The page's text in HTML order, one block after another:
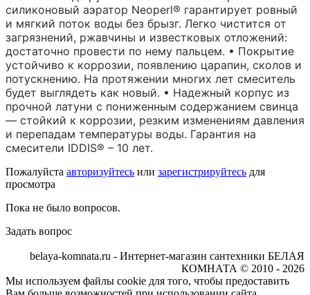
силиконовый аэратор Neoperl® гарантирует ровный
и мягкий поток воды без брызг. Легко чистится от
загрязнений, ржавчины и известковых отложений:
достаточно провести по нему пальцем. • Покрытие
устойчиво к коррозии, появлению царапин, сколов и
потускнению. На протяжении многих лет смеситель
будет выглядеть как новый. • Надежный корпус из
прочной латуни с пониженным содержанием свинца
— стойкий к коррозии, резким изменениям давления
и перепадам температуры воды. Гарантия на
смесители IDDIS® – 10 лет.
Пожалуйста авторизуйтесь или зарегистрируйтесь для
просмотра
Пока не было вопросов.
Задать вопрос
belaya-komnata.ru - Интернет-магазин сантехники БЕЛАЯ
КОМНАТА © 2010 - 2026
Мы используем файлы cookie для того, чтобы предоставить